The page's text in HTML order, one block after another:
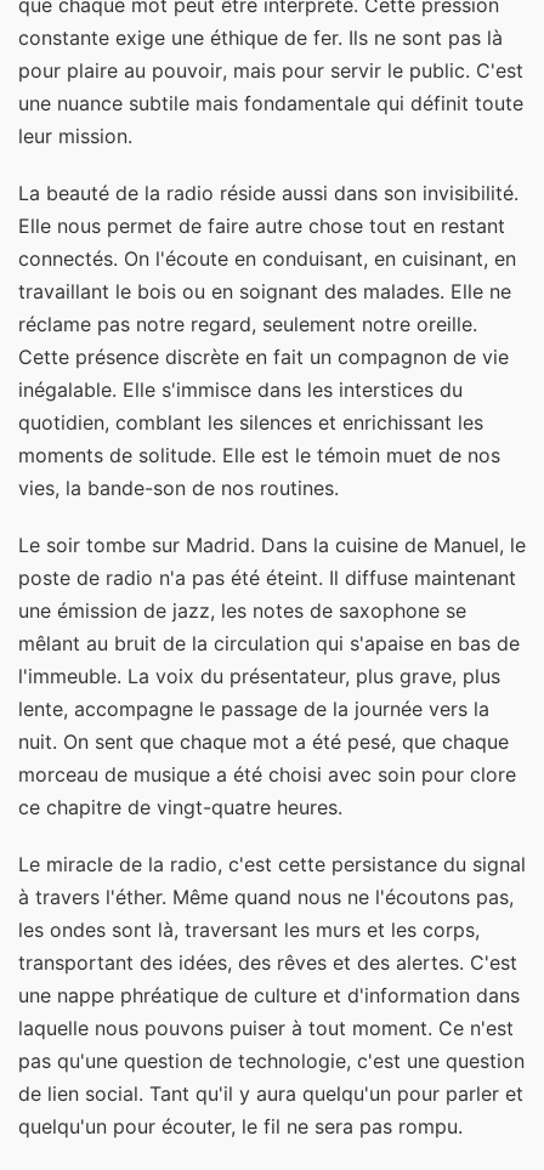
que chaque mot peut être interprété. Cette pression
constante exige une éthique de fer. Ils ne sont pas là
pour plaire au pouvoir, mais pour servir le public. C'est
une nuance subtile mais fondamentale qui définit toute
leur mission.
La beauté de la radio réside aussi dans son invisibilité.
Elle nous permet de faire autre chose tout en restant
connectés. On l'écoute en conduisant, en cuisinant, en
travaillant le bois ou en soignant des malades. Elle ne
réclame pas notre regard, seulement notre oreille.
Cette présence discrète en fait un compagnon de vie
inégalable. Elle s'immisce dans les interstices du
quotidien, comblant les silences et enrichissant les
moments de solitude. Elle est le témoin muet de nos
vies, la bande-son de nos routines.
Le soir tombe sur Madrid. Dans la cuisine de Manuel, le
poste de radio n'a pas été éteint. Il diffuse maintenant
une émission de jazz, les notes de saxophone se
mêlant au bruit de la circulation qui s'apaise en bas de
l'immeuble. La voix du présentateur, plus grave, plus
lente, accompagne le passage de la journée vers la
nuit. On sent que chaque mot a été pesé, que chaque
morceau de musique a été choisi avec soin pour clore
ce chapitre de vingt-quatre heures.
Le miracle de la radio, c'est cette persistance du signal
à travers l'éther. Même quand nous ne l'écoutons pas,
les ondes sont là, traversant les murs et les corps,
transportant des idées, des rêves et des alertes. C'est
une nappe phréatique de culture et d'information dans
laquelle nous pouvons puiser à tout moment. Ce n'est
pas qu'une question de technologie, c'est une question
de lien social. Tant qu'il y aura quelqu'un pour parler et
quelqu'un pour écouter, le fil ne sera pas rompu.